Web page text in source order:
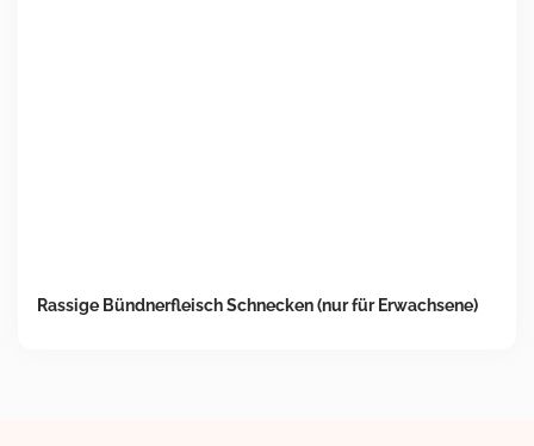
Rassige Bündnerfleisch Schnecken (nur für Erwachsene)